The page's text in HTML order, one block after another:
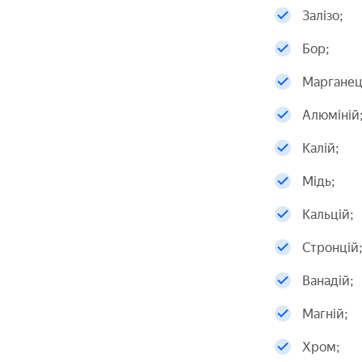
Залізо;
Бор;
Алюміній;
Калій;
Мідь;
Кальцій;
Стронцій;
Ванадій;
Магній;
Хром;